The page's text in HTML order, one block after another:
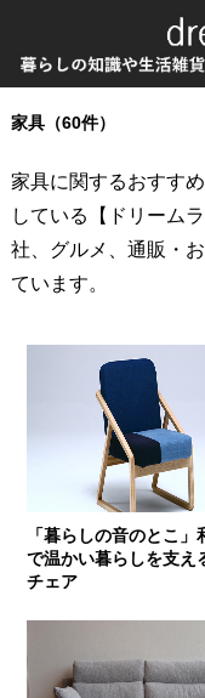
家具（60件）
家具に関するおすす
している【ドリーム
社、グルメ、通販・
ています。
「暮らしの音のとこ」
で温かい暮らしを支え
チェア